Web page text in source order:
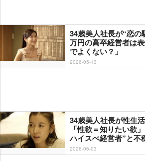
34歳美人社長が“恋
万円の高卒経営者は
でよくない？」
2026-05-13
34歳美人社長が性生
「性欲＝知りたい欲
ハイスぺ経営者”と不
2026-06-03